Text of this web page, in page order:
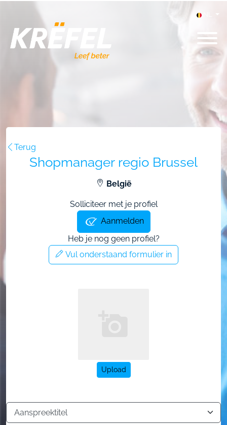
Terug
Shopmanager regio Brussel
België
Solliciteer met je profiel
Aanmelden
Heb je nog geen profiel?
Vul onderstaand formulier in
Upload
Aanspreektitel